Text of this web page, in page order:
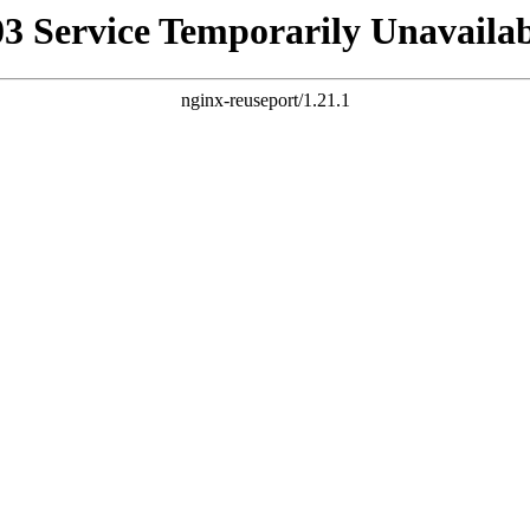
Service Temporarily
nginx-reuseport/1.21.1